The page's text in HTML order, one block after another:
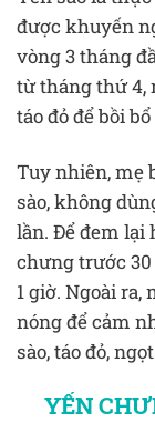
được khuyến
vòng 3 tháng
từ tháng thứ 4,
táo đỏ để bồi
Tuy nhiên, mẹ
sào, không
lần. Để đem lại
chưng trước
1 giờ. Ngoài ra,
nóng để cảm
sào, táo đỏ,
YẾN